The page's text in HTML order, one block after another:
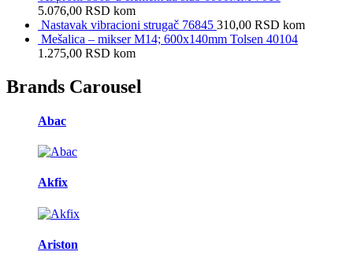
5.076,00 RSD kom
Nastavak vibracioni strugač 76845 310,00 RSD kom
Mešalica – mikser M14; 600x140mm Tolsen 40104
1.275,00 RSD kom
Brands Carousel
Abac
Akfix
Ariston